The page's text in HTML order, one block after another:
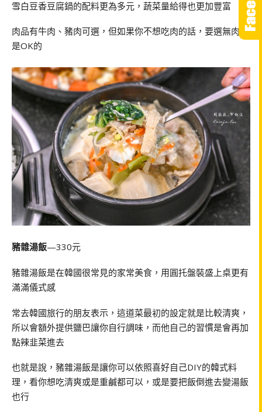
雪白豆香豆腐鍋的配料更為多元，蔬菜量給得也更加豐富
肉品有牛肉、豬肉可選，但如果你不想吃肉的話，要選無肉也
是OK的
豬雜湯飯—330元
豬雜湯飯是在韓國很常見的家常美食，用圓托盤裝盛上桌更有
滿滿儀式感
常去韓國旅行的朋友表示，這道菜最初的設定就是比較清爽，
所以會額外提供鹽巴讓你自行調味，而他自己的習慣是會再加
點辣韭菜進去
也就是說，豬雜湯飯是讓你可以依照喜好自己DIY的韓式料
理，看你想吃清爽或是重鹹都可以，或是要把飯倒進去變湯飯
也行